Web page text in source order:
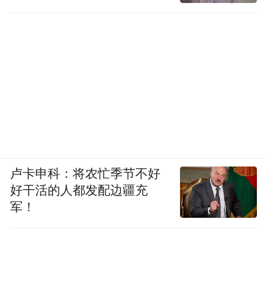
卢卡申科：将农忙季节不好
好干活的人都发配边疆充
军！